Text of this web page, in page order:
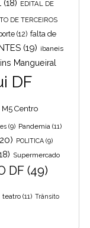
(18) EDITAL DE
DE TERCEIROS
(12) falta de
(19) ibaneis
Mangueiral
DF
M5 Centro
(9) Pandemia (11)
POLITICA (9)
Supermercado
DF (49)
teatro (11) Trânsito